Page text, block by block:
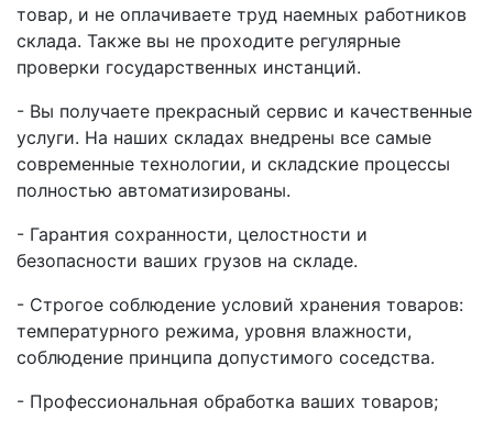
товар, и не оплачиваете труд наемных работников
склада. Также вы не проходите регулярные
проверки государственных инстанций.
- Вы получаете прекрасный сервис и качественные
услуги. На наших складах внедрены все самые
современные технологии, и складские процессы
полностью автоматизированы.
- Гарантия сохранности, целостности и
безопасности ваших грузов на складе.
- Строгое соблюдение условий хранения товаров:
температурного режима, уровня влажности,
соблюдение принципа допустимого соседства.
- Профессиональная обработка ваших товаров;